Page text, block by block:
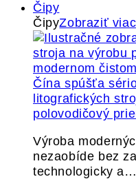
Čipy
ČipyZobraziť viac
Čína spúšťa
litografických
polovodičový
Výroba
nezaobíde bez
technologicky a…